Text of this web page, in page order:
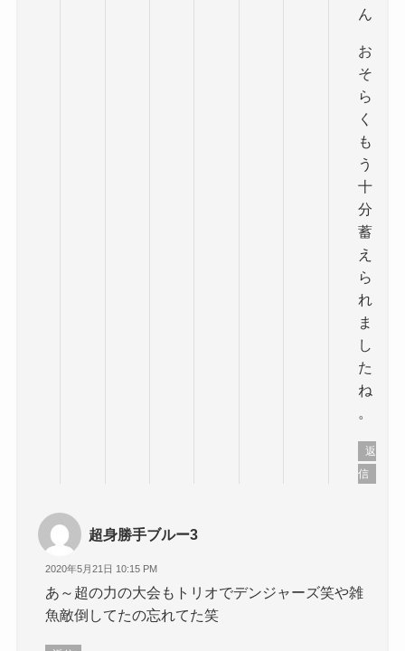
ん
お
そ
ら
く
も
う
十
分
蓄
え
ら
れ
ま
し
た
ね
。
返
信
超身勝手ブルー3
2020年5月21日 10:15 PM
あ～超の力の大会もトリオでデンジャーズ笑や雑
魚敵倒してたの忘れてた笑